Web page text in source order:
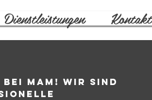
Dienstleistungen Kontakt
MAM! Wir sind